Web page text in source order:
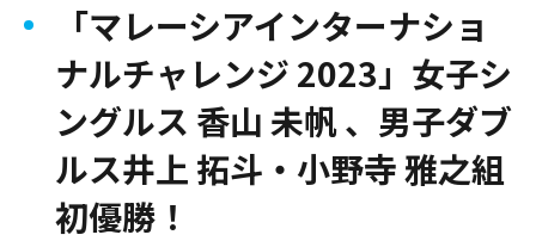
「マレーシアインターナショ
ナルチャレンジ 2023」女子シ
ングルス 香山 未帆 、男子ダブ
ルス井上 拓斗・小野寺 雅之組
初優勝！